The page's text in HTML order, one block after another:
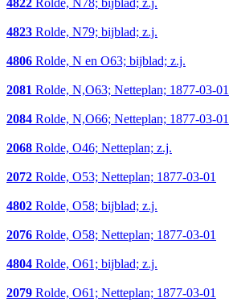
4822 Rolde, N78; bijblad; z.j.
4823 Rolde, N79; bijblad; z.j.
4806 Rolde, N en O63; bijblad; z.j.
2081 Rolde, N,O63; Netteplan; 1877-03-01
2084 Rolde, N,O66; Netteplan; 1877-03-01
2068 Rolde, O46; Netteplan; z.j.
2072 Rolde, O53; Netteplan; 1877-03-01
4802 Rolde, O58; bijblad; z.j.
2076 Rolde, O58; Netteplan; 1877-03-01
4804 Rolde, O61; bijblad; z.j.
2079 Rolde, O61; Netteplan; 1877-03-01